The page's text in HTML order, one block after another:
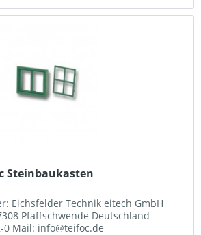
Steinbaukasten
Eichsfelder Technik eitech GmbH
Pfaffschwende Deutschland
0 Mail: info@teifoc.de